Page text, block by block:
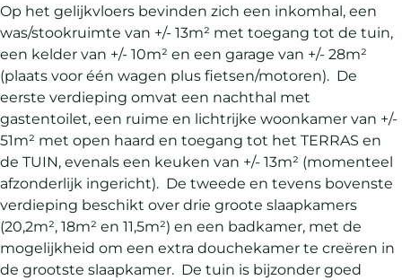
Op het gelijkvloers bevinden zich een inkomhal, een
was/stookruimte van +/- 13m² met toegang tot de tuin,
een kelder van +/- 10m² en een garage van +/- 28m²
(plaats voor één wagen plus fietsen/motoren). De
eerste verdieping omvat een nachthal met
gastentoilet, een ruime en lichtrijke woonkamer van +/-
51m² met open haard en toegang tot het TERRAS en
de TUIN, evenals een keuken van +/- 13m² (momenteel
afzonderlijk ingericht). De tweede en tevens bovenste
verdieping beschikt over drie groote slaapkamers
(20,2m², 18m² en 11,5m²) en een badkamer, met de
mogelijkheid om een extra douchekamer te creëren in
de grootste slaapkamer. De tuin is bijzonder goed